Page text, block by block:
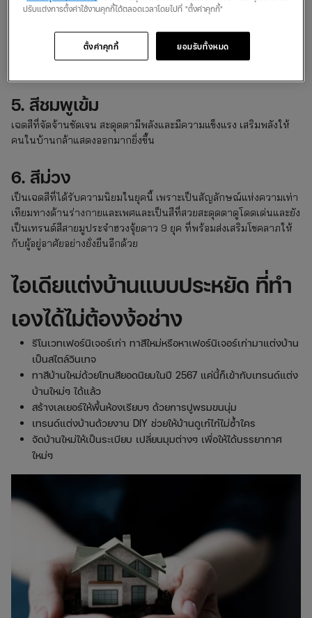
4. สีเขียวอ่อนแบบดิจิทัล
ให้ความรู้สึกถึงความทันสมัย สดใหม่ สนุกสนานอย่างอ่อนโยนและ
5. สีชมพูเข้ม
เฉดสีที่จัดจ้านชัดเจน สะดุดตามีพลังและมีความแข็งแรง เสริมพลังให้
คนในบ้านกล้าแสดงออกมากยิ่งขึ้น
6. สีม่วง
เป็นเฉดสีที่ได้รับความนิยมในยุคนี้ เพราะเป็นสัญลักษณ์แห่งความเท่า
เทียมทางด้านร่างกายและเพศและเป็นสีที่สวยสะดุดตาดูโดดเด่นและยัง
เป็นเทรนด์สีสายมูประจำฮวงจุ้ยดาว 9 ยุค ที่พร้อมส่งเสริมโชคลาภให้
กับผู้อยู่อาศัยอย่างยั่งยืนอีกด้วย
ไอเดียแต่งบ้านแบบประหยัด ที่ทำ
เองได้ไม่ต้องง้อช่าง
รีโนเวทเฟอร์นิเจอร์เก่า ทาสีใหม่หรือหาเฟอร์นิเจอร์เก่ามาแต่งบ้าน
เป็นสไตล์วินเทจ
ทาสีบ้านใหม่ด้วยโทนสียอดนิยมในปี 2567 แค่นี้ก็เข้ากับเทรนด์แต่ง
บ้านใหม่ๆ ได้แล้ว
สร้างเลเยอร์ให้พื้นห้องเรียบๆ ด้วยการปูพรมขนนุ่ม
เทรนด์แต่งบ้านด้วยงาน DIY ช่วยให้บ้านดูเก๋ไก๋ไม่ซ้ำใคร
จัดบ้านใหม่ให้เป็นระเบียบ เปลี่ยนมุมต่างๆ เพื่อให้ได้บรรยากาศ
ใหม่ๆ
ปรับแต่งการตั้งค่าใช้งานคุกกี้ได้ตลอดเวลาโดยไปที่ "ตั้งค่าคุกกี้"
ยอมรับทั้งหมด
ตั้งค่าคุกกี้